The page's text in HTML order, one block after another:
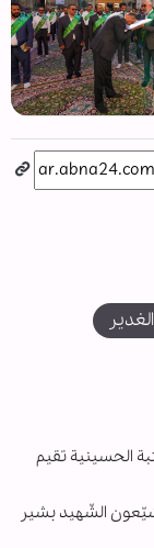
الحسينية تقيم
الشّهيد بشير